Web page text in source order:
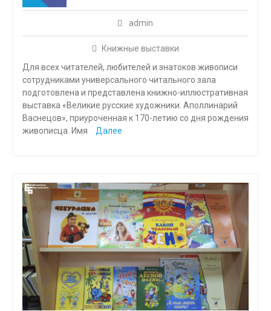
admin
Книжные выставки
Для всех читателей, любителей и знатоков живописи
сотрудниками универсального читального зала
подготовлена и представлена книжно-иллюстративная
выставка «Великие русские художники. Аполлинарий
Васнецов», приуроченная к 170-летию со дня рождения
живописца. Имя
Далее